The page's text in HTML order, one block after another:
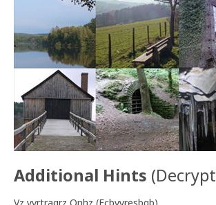
Additional Hints (Decrypt